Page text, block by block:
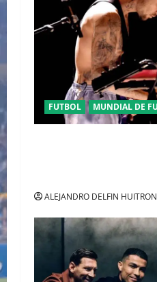
FUTBOL MUNDIAL DE
ALEJANDRO DELFIN HUITRON